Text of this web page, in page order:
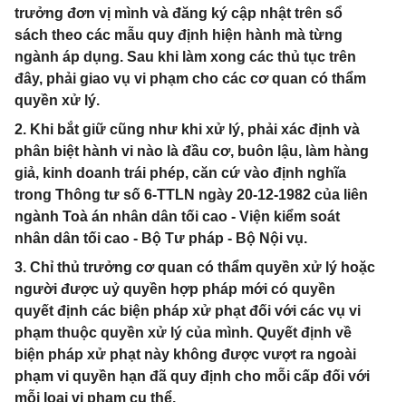
trưởng đơn vị mình và đăng ký cập nhật trên sổ
sách theo các mẫu quy định hiện hành mà từng
ngành áp dụng. Sau khi làm xong các thủ tục trên
đây, phải giao vụ vi phạm cho các cơ quan có thẩm
quyền xử lý.
2. Khi bắt giữ cũng như khi xử lý, phải xác định và
phân biệt hành vi nào là đầu cơ, buôn lậu, làm hàng
giả, kinh doanh trái phép, căn cứ vào định nghĩa
trong Thông tư số 6-TTLN ngày 20-12-1982 của liên
ngành Toà án nhân dân tối cao - Viện kiểm soát
nhân dân tối cao - Bộ Tư pháp - Bộ Nội vụ.
3. Chỉ thủ trưởng cơ quan có thẩm quyền xử lý hoặc
người được uỷ quyền hợp pháp mới có quyền
quyết định các biện pháp xử phạt đối với các vụ vi
phạm thuộc quyền xử lý của mình. Quyết định về
biện pháp xử phạt này không được vượt ra ngoài
phạm vi quyền hạn đã quy định cho mỗi cấp đối với
mỗi loại vi phạm cụ thể.